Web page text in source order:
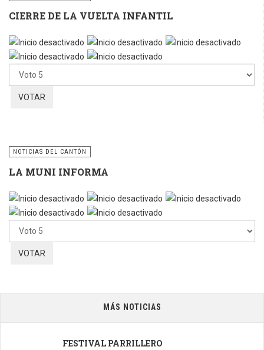
CIERRE DE LA VUELTA INFANTIL
vote
NOTICIAS DEL CANTÓN
LA MUNI INFORMA
vote
MÁS NOTICIAS
FESTIVAL PARRILLERO